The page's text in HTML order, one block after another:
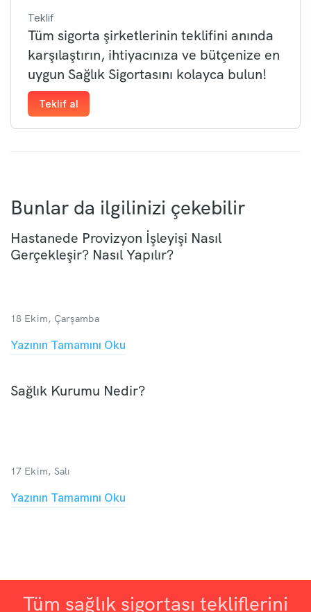
Teklif
Tüm sigorta şirketlerinin teklifini anında
karşılaştırın, ihtiyacınıza ve bütçenize en
uygun Sağlık Sigortasını kolayca bulun!
Teklif al
Bunlar da ilgilinizi çekebilir
Hastanede Provizyon İşleyişi Nasıl
Gerçekleşir? Nasıl Yapılır?
18 Ekim, Çarşamba
Yazının Tamamını Oku
Sağlık Kurumu Nedir?
17 Ekim, Salı
Yazının Tamamını Oku
Tüm sağlık sigortası tekliflerini